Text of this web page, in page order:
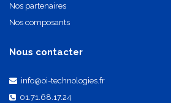
Nos partenaires
Nos composants
Nous contacter
info@oi-technologies.fr
01.71.68.17.24